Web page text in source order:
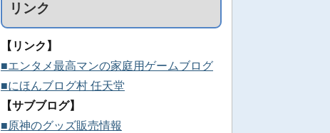
リンク
【リンク】
■エンタメ最高マンの家庭用ゲームブログ
■にほんブログ村 任天堂
【サブブログ】
■原神のグッズ販売情報